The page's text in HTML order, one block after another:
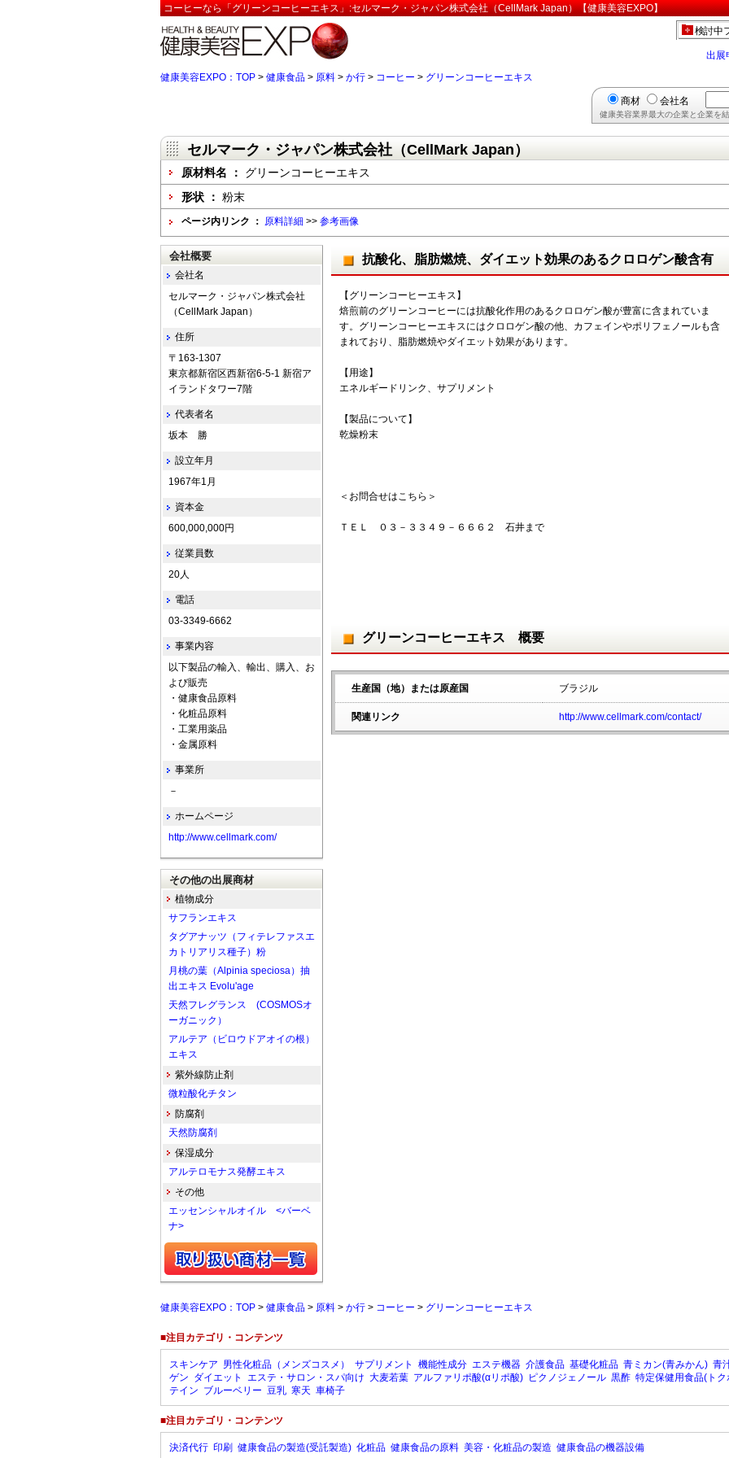
コーヒーなら「グリーンコーヒーエキス」:セルマーク・ジャパン株式会社（CellMark Japan）【健康美容EXPO】
検討中
出展
健康美容EXPO：TOP > 健康食品 > 原料 > か行 > コーヒー > グリーンコーヒーエキス
商材 会社名
健康美容業界最大の企業と企業を
セルマーク・ジャパン株式会社（CellMark Japan）
原材料名 ： グリーンコーヒーエキス
形状 ： 粉末
ページ内リンク ： 原料詳細 >> 参考画像
抗酸化、脂肪燃焼、ダイエット効果のあるクロロゲン酸含有
【グリーンコーヒーエキス】
焙煎前のグリーンコーヒーには抗酸化作用のあるクロロゲン酸が豊富に含まれていま
す。グリーンコーヒーエキスにはクロロゲン酸の他、カフェインやポリフェノールも含
まれており、脂肪燃焼やダイエット効果があります。
【用途】
エネルギードリンク、サプリメント
【製品について】
乾燥粉末
＜お問合せはこちら＞
ＴＥＬ ０３－３３４９－６６６２ 石井まで
グリーンコーヒーエキス 概要
生産国（地）または原産国 ブラジル
関連リンク http://www.cellmark.com/contact/
会社概要
会社名
セルマーク・ジャパン株式会社
（CellMark Japan）
住所
〒163-1307
東京都新宿区西新宿6-5-1 新宿ア
イランドタワー7階
代表者名
坂本 勝
設立年月
1967年1月
資本金
600,000,000円
従業員数
20人
電話
03-3349-6662
事業内容
以下製品の輸入、輸出、購入、お
よび販売
・健康食品原料
・化粧品原料
・工業用薬品
・金属原料
事業所
－
ホームページ
http://www.cellmark.com/
その他の出展商材
植物成分
サフランエキス
タグアナッツ（フィテレファスエ
カトリアリス種子）粉
月桃の葉（Alpinia speciosa）抽
出エキス Evolu'age
天然フレグランス (COSMOSオ
ーガニック）
アルテア（ビロウドアオイの根）
エキス
紫外線防止剤
微粒酸化チタン
防腐剤
天然防腐剤
保湿成分
アルテロモナス発酵エキス
その他
エッセンシャルオイル <バーベ
ナ>
健康美容EXPO：TOP > 健康食品 > 原料 > か行 > コーヒー > グリーンコーヒーエキス
■注目カテゴリ・コンテンツ
スキンケア 男性化粧品（メンズコスメ） サプリメント 機能性成分 エステ機器 介護食品 基礎化粧品 青ミカン(青みかん) 青
ゲン ダイエット エステ・サロン・スパ向け 大麦若葉 アルファリポ酸(αリポ酸) ピクノジェノール 黒酢 特定保健用食品(トク
テイン ブルーベリー 豆乳 寒天 車椅子
■注目カテゴリ・コンテンツ
決済代行 印刷 健康食品の製造(受託製造) 化粧品 健康食品の原料 美容・化粧品の製造 健康食品の機器設備